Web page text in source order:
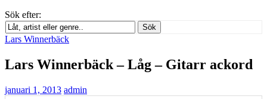
Sök efter:
Sök
Lars Winnerbäck
Lars Winnerbäck – Låg – Gitarr ackord
januari 1, 2013 admin